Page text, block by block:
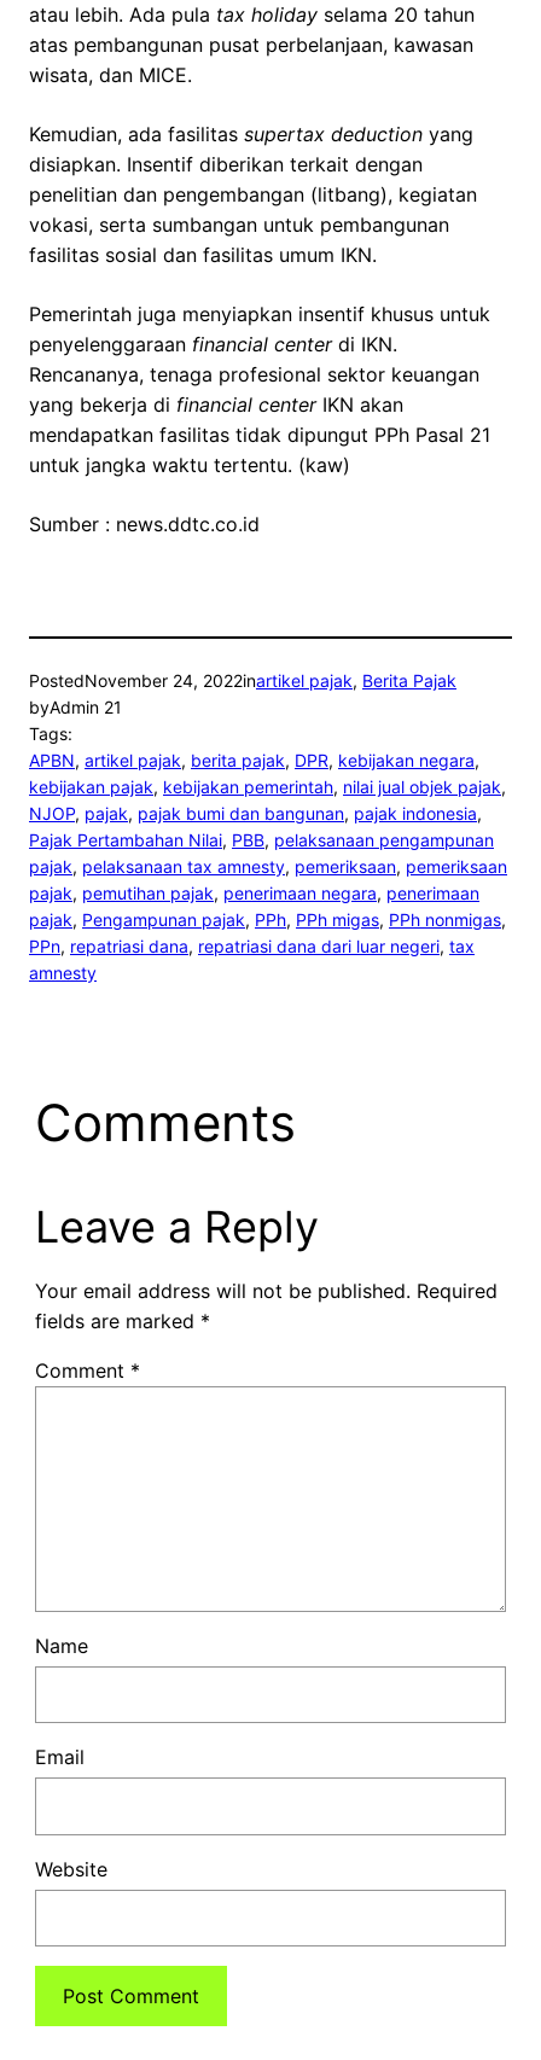
atau lebih. Ada pula tax holiday selama 20 tahun
atas pembangunan pusat perbelanjaan, kawasan
wisata, dan MICE.
Kemudian, ada fasilitas supertax deduction yang
disiapkan. Insentif diberikan terkait dengan
penelitian dan pengembangan (litbang), kegiatan
vokasi, serta sumbangan untuk pembangunan
fasilitas sosial dan fasilitas umum IKN.
Pemerintah juga menyiapkan insentif khusus untuk
penyelenggaraan financial centerdi IKN.
Rencananya, tenaga profesional sektor keuangan
yang bekerja di financial centerIKN akan
mendapatkan fasilitas tidak dipungut PPh Pasal 21
untuk jangka waktu tertentu. (kaw)
Sumber : news.ddtc.co.id
PostedNovember 24, 2022inartikel pajak, Berita Pajak
byAdmin 21
Tags:
APBN, artikel pajak, berita pajak, DPR, kebijakan negara
kebijakan pajak, kebijakan pemerintah, nilai jual objek pajak
NJOP, pajak, pajak bumi dan bangunan, pajak indonesia
Pajak Pertambahan Nilai, PBB, pelaksanaan pengampunan
pajak, pelaksanaan tax amnesty, pemeriksaan, pemeriksaan
pajak, pemutihan pajak, penerimaan negara, penerimaan
pajak, Pengampunan pajak, PPh, PPh migas, PPh nonmigas
PPn, repatriasi dana, repatriasi dana dari luar negeri, tax
amnesty
Comments
Leave a Reply
Your email address will not be published. Required
fields are marked *
Comment *
Name
Email
Website